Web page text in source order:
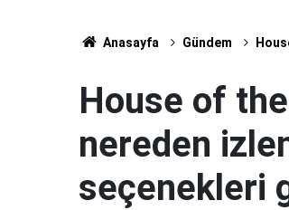
Anasayfa Gündem
House of
nereden
seçenekleri